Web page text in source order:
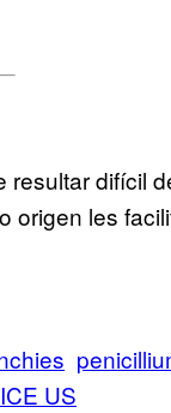
difícil
origen les
US